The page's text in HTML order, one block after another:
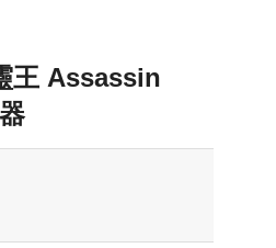
王 Assassin